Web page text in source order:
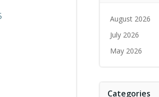
August 2026
July 2026
May 2026
Categories